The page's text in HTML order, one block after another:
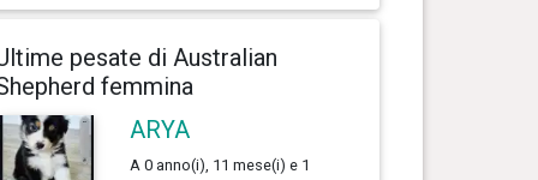
pesate di Australian
femmina
ARYA
A 0 anno(i), 11 mese(i) e 1